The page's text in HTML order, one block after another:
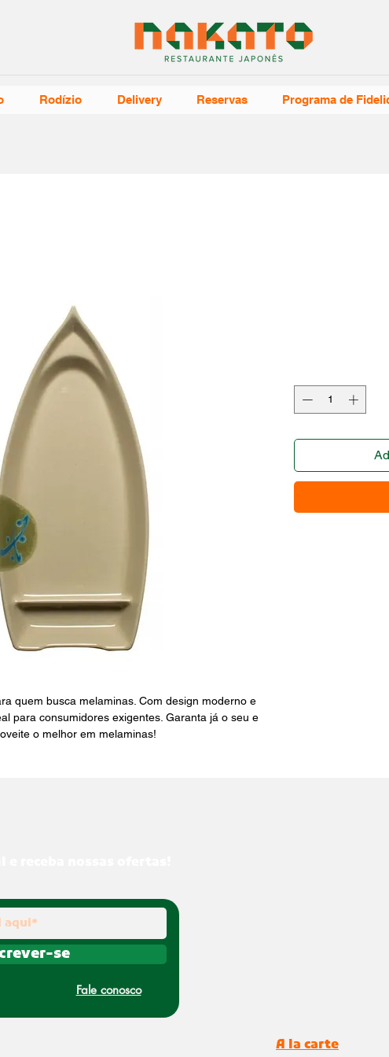
Rodízio Delivery Reservas Programa de
quem busca melaminas. Com design moderno e
para consumidores exigentes. Garanta já o seu e
o melhor em melaminas!
se
Fale conosco
A la carte